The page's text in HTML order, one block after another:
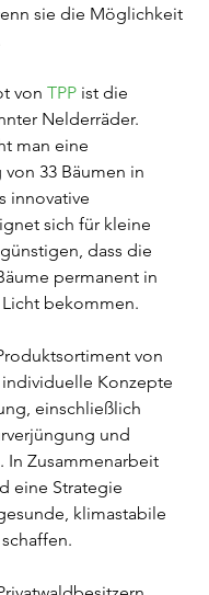
sie die Möglichkeit
von TPP ist die
Nelderräder.
man eine
33 Bäumen in
innovative
sich für kleine
dass die
permanent in
bekommen.
von
Konzepte
einschließlich
und
In Zusammenarbeit
eine Strategie
klimastabile